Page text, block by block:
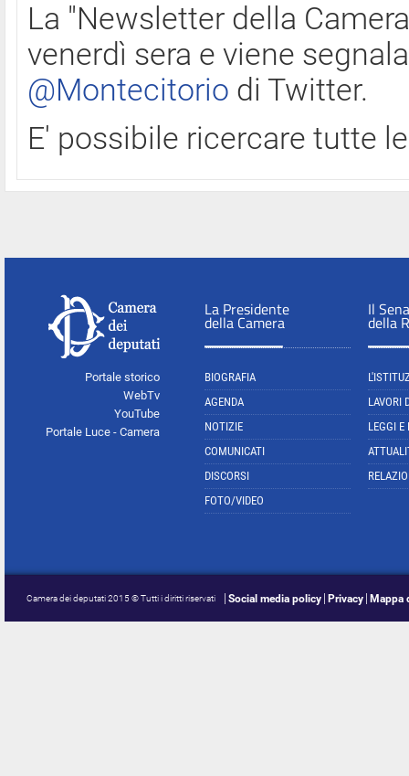
La "Newsletter della
venerdì sera e viene
@Montecitorio di Twitter.
E' possibile ricercare tutte
Portale storico
WebTv
YouTube
Portale Luce - Camera
La Presidente
della Camera
BIOGRAFIA
AGENDA
NOTIZIE
COMUNICATI
DISCORSI
FOTO/VIDEO
Il
della
LAVORI
LEGGI E
Camera dei deputati 2015 © Tutti i diritti riservati Social media policy Privacy Mappa